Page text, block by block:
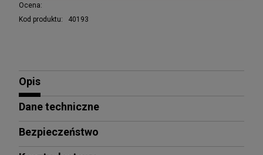
Ocena:
Kod produktu:
40193
Opis
Dane techniczne
Bezpieczeństwo